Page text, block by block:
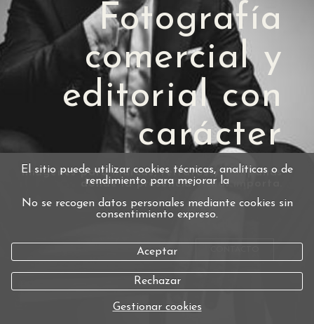
Fotografía
comercial y
editorial con
carácter
Imágenes para marcas, retratos y campañas
donde la presencia visual importa.
El sitio puede utilizar cookies técnicas, analíticas o de
rendimiento para mejorar la
No se recogen datos personales mediante cookies sin
consentimiento expreso.
Aceptar
Rechazar
Gestionar cookies